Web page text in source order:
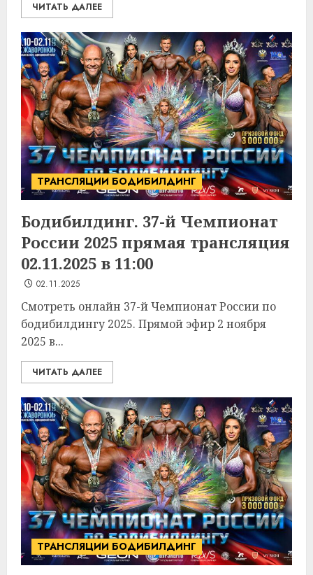
ЧИТАТЬ ДАЛЕЕ
ТРАНСЛЯЦИИ БОДИБИЛДИНГ
Бодибилдинг. 37-й Чемпионат
России 2025 прямая трансляция
02.11.2025 в 11:00
02.11.2025
Смотреть онлайн 37-й Чемпионат России по
бодибилдингу 2025. Прямой эфир 2 ноября
2025 в...
ЧИТАТЬ ДАЛЕЕ
ТРАНСЛЯЦИИ БОДИБИЛДИНГ